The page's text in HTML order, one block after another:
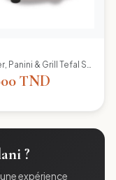
TND
?
expérience